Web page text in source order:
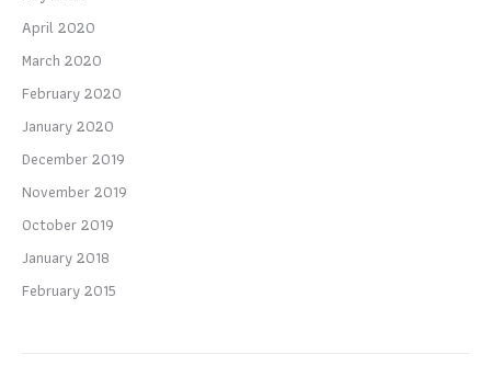
April 2020
March 2020
February 2020
January 2020
December 2019
November 2019
October 2019
January 2018
February 2015